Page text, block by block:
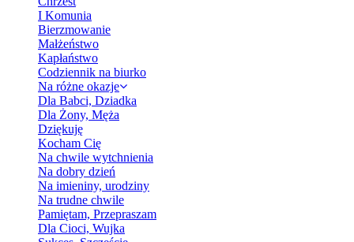
I Komunia
Bierzmowanie
Małżeństwo
Kapłaństwo
Codziennik na biurko
Na różne okazje
Dla Babci, Dziadka
Dla Żony, Męża
Dziękuję
Kocham Cię
Na chwile wytchnienia
Na dobry dzień
Na imieniny, urodziny
Na trudne chwile
Pamiętam, Przepraszam
Dla Cioci, Wujka